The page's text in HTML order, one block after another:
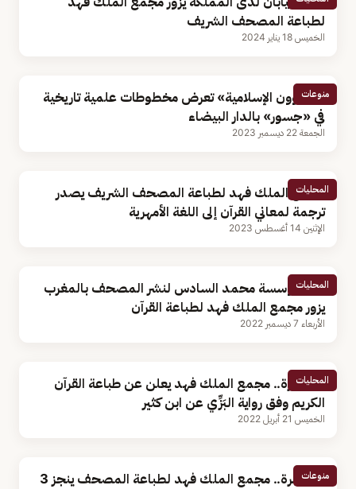
لطباعة المصحف الشريف
الخميس 18 يناير 2024
منوعات
«الشؤون الإسلامية» تعرض مخطوطات علمية تاريخية
في «جسور» بالدار البيضاء
الجمعة 22 ديسمبر 2023
المحليات
مجمع الملك فهد لطباعة المصحف الشريف يصدر
ترجمة لمعاني القرآن إلى اللغة الأمهرية
الإثنين 14 أغسطس 2023
المحليات
وفد مؤسسة محمد السادس لنشر المصحف بالمغرب
يزور مجمع الملك فهد لطباعة القرآن
الأربعاء 7 ديسمبر 2022
المحليات
لأول مرة.. مجمع الملك فهد يعلن عن طباعة القرآن
الكريم وفق رواية البَزِّي عن ابن كثير
الخميس 21 أبريل 2022
منوعات
لأول مرة.. مجمع الملك فهد لطباعة المصحف ينجز 3